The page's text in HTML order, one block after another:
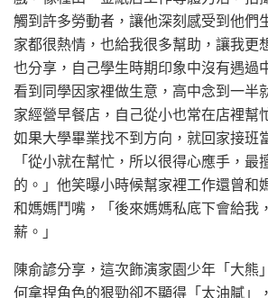
觸到許多勞動者，讓他深刻感受到他們
家都很熱情，也給我很多幫助，讓我更
也分享，自己學生時期印象中沒有遇過
看到同學因家裡做生意，高中念到一半
家經營早餐店，自己從小也常在店裡幫
如果大學畢業找不到方向，就回家接班
「從小就在幫忙，所以很得心應手，最
的。」他笑曝小時候幫家裡工作還曾和
和媽媽鬥嘴，「後來媽媽私底下會給我
薪。」
陳俞諺分享，這次飾演家園少年「大熊
何拿捏角色的狠勁卻不顯得「太油膩」